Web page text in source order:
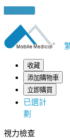
健康錦囊
收藏
添加購物車
立即購買
已選計
劃
視力檢查